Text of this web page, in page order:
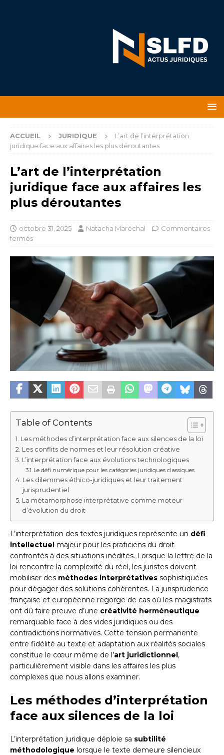
ACCUEIL JURIDIQUE
L’art de l’interprétation
juridique face aux affaires les plus déroutantes
L’art de l’interprétation
juridique face aux affaires les
plus déroutantes
octobre 31, 2025 Natacha Maréchal
Commentaires
fermés
Table of Contents
Les méthodes d’interprétation face aux silences de la loi
Les conflits de normes et leur résolution créative
L’interprétation face aux évolutions technologiques
Le défi numérique pour les catégories juridiques classiques
Les dilemmes éthico-juridiques et leur traitement
jurisprudentiel
La métamorphose interprétative comme moteur
d’évolution du droit
L’interprétation des textes juridiques représente un défi
intellectuel majeur pour les praticiens du droit
confrontés à des situations inédites. Lorsque la lettre de la
loi rencontre la complexité du réel, les juristes doivent
mobiliser des méthodes interprétatives sophistiquées
pour dégager des solutions cohérentes. La jurisprudence
française et européenne regorge de cas où les magistrats
ont dû faire preuve d’une créativité herméneutique
remarquable face à des vides juridiques ou des
contradictions normatives. Cette tension permanente
entre fidélité au texte et adaptation aux réalités sociales
constitue le cœur même de l’art juridictionnel,
particulièrement visible dans les affaires les plus
complexes que nous allons examiner.
Les méthodes d’interprétation
face aux silences de la loi
L’interprétation juridique déploie sa subtilité
méthodologique lorsque le texte demeure silencieux